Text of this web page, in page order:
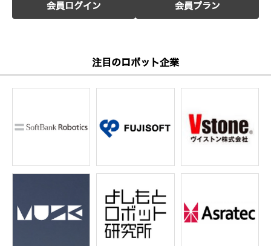
会員ログイン 会員プラン
注目のロボット企業